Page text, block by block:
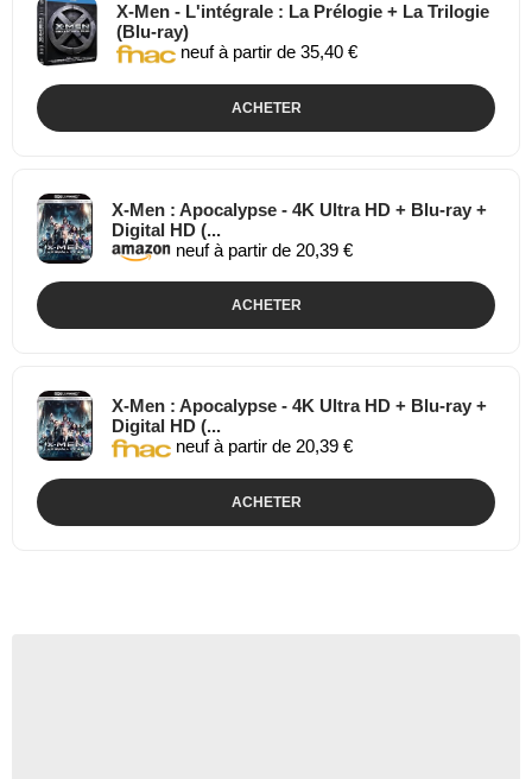
X-Men - L'intégrale : La Prélogie + La Trilogie
(Blu-ray)
neuf à partir de 35,40 €
ACHETER
X-Men : Apocalypse - 4K Ultra HD + Blu-ray +
Digital HD (...
neuf à partir de 20,39 €
ACHETER
X-Men : Apocalypse - 4K Ultra HD + Blu-ray +
Digital HD (...
neuf à partir de 20,39 €
ACHETER